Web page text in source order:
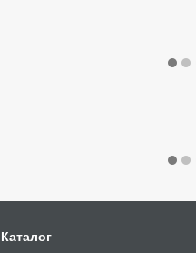
Каталог